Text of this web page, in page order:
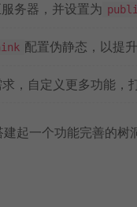
务器，并设置为
配置伪静态，以提升
求，自定义更多功能，
起一个功能完善的树